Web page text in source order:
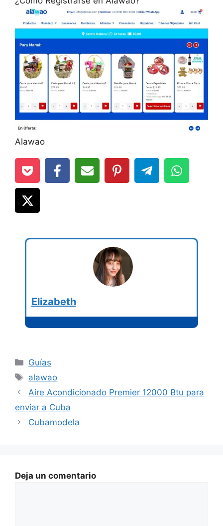
Alawao
Elizabeth
Categorías
Guías
Etiquetas
alawao
Aire Acondicionado Premier 12000 Btu para
enviar a Cuba
Cubamodela
Deja un comentario